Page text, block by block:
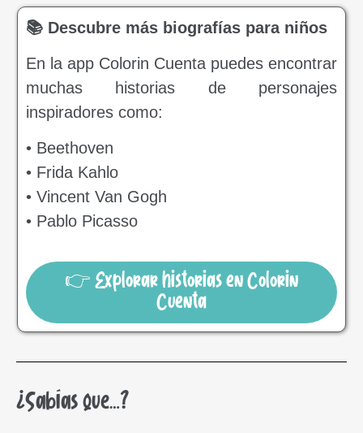
📚 Descubre más biografías para niños
En la app Colorin Cuenta puedes encontrar
muchas historias de personajes
inspiradores como:
• Beethoven
• Frida Kahlo
• Vincent Van Gogh
• Pablo Picasso
👉 Explorar historias en Colorin
Cuenta
¿Sabías que…?